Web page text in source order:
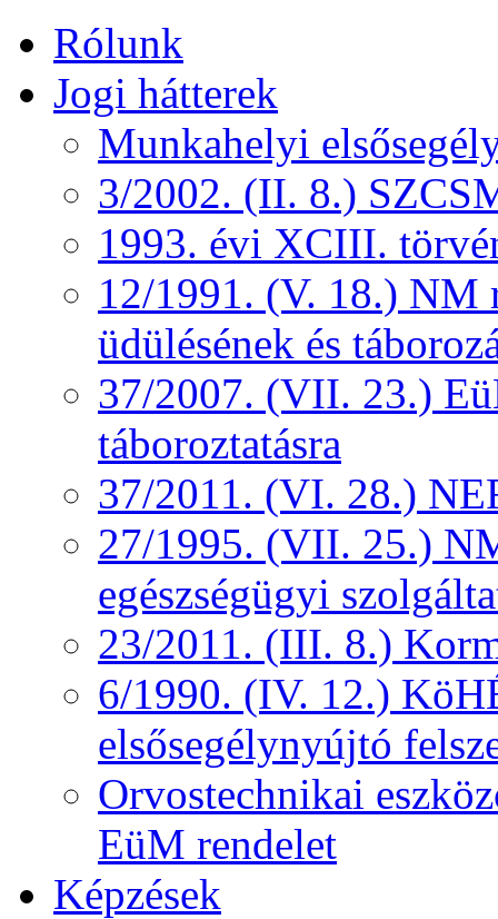
Rólunk
Jogi hátterek
Munkahelyi
3/2002. (II. 8.)
1993. évi XCIII.
12/1991. (V. 18.) NM
üdülésének és
37/2007. (VII. 23.)
táboroztatásra
37/2011. (VI. 28.)
27/1995. (VII. 25.)
egészségügyi
23/2011. (III. 8.)
6/1990. (IV. 12.)
elsősegélynyújtó
Orvostechnikai
EüM rendelet
Képzések